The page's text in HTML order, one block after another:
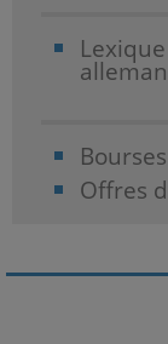
Bourses
Offres